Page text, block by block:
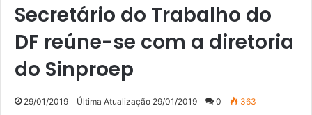
Secretário do Trabalho do
DF reúne-se com a diretoria
do Sinproep
29/01/2019 Última Atualização 29/01/2019 0 363